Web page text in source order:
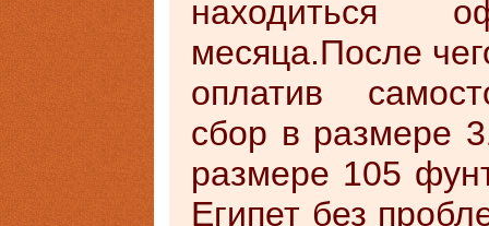
находиться
месяца.После
оплатив
сбор в размере
размере 105
Египет без